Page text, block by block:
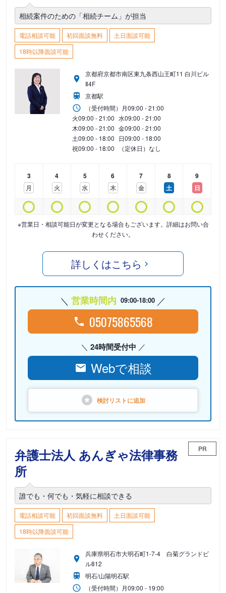
相続案件のための「相続チーム」が担当
電話相談可能 初回面談無料
土日面談可能
18時以降面談可能
京都府京都市南区東九条西山王町11 白川ビル
Ⅱ4F
京都駅
（受付時間） 月09:00 - 21:00
火09:00 - 21:00 水09:00 - 21:00
木09:00 - 21:00 金09:00 - 21:00
土09:00 - 18:00 日09:00 - 18:00
祝09:00 - 18:00 （定休日）なし
3
月
4
火
5
水
6
木
7
金
8
土
9
日
※営業日・相談可能日が変更となる場合もございます。詳細はお問い合
わせください。
詳しくはこちら
営業時間内 09:00-18:00
05075865568
24時間受付中
Webで相談
検討リストに追加
弁護士法人 あんぎゃ法律事務
所
PR
誰でも・何でも・気軽に相談できる
電話相談可能 初回面談無料
土日面談可能
18時以降面談可能
兵庫県明石市大明石町1-7-4 白菊グランドビ
ル812
明石/山陽明石駅
（受付時間） 月09:00 - 19:00